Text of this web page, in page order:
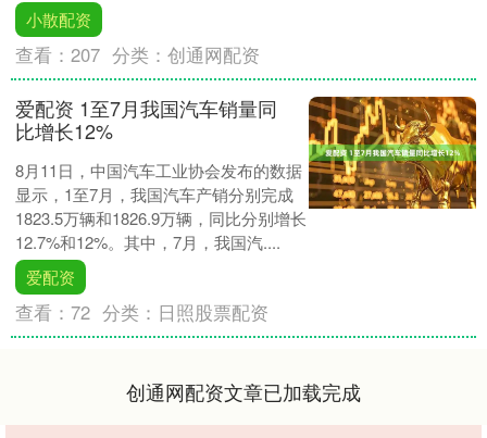
小散配资
查看：207 分类：创通网配资
爱配资 1至7月我国汽车销量同
比增长12%
8月11日，中国汽车工业协会发布的数据
显示，1至7月，我国汽车产销分别完成
1823.5万辆和1826.9万辆，同比分别增长
12.7%和12%。其中，7月，我国汽....
爱配资
查看：72 分类： 日照股票配资
创通网配资文章已加载完成